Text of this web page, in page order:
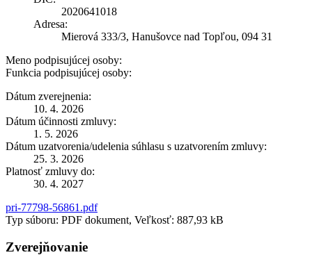
2020641018
Adresa:
Mierová 333/3, Hanušovce nad Topľou, 094 31
Meno podpisujúcej osoby:
Funkcia podpisujúcej osoby:
Dátum zverejnenia:
10. 4. 2026
Dátum účinnosti zmluvy:
1. 5. 2026
Dátum uzatvorenia/udelenia súhlasu s uzatvorením zmluvy:
25. 3. 2026
Platnosť zmluvy do:
30. 4. 2027
pri-77798-56861.pdf
Typ súboru: PDF dokument, Veľkosť: 887,93 kB
Zverejňovanie